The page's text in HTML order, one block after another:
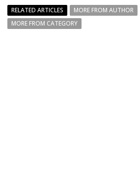
RELATED ARTICLES
MORE FROM AUTHOR
MORE FROM CATEGORY